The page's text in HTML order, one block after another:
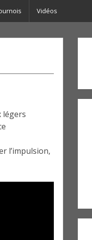
Vidéos
légers
l’impulsion,